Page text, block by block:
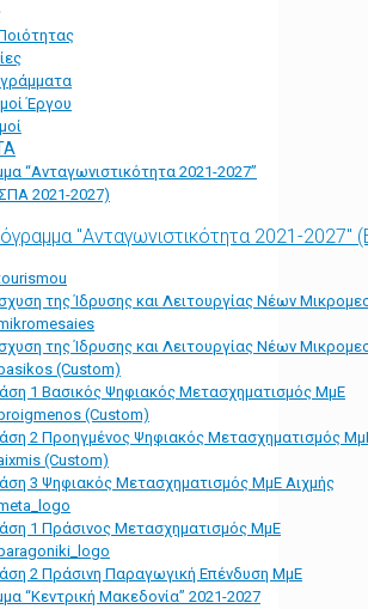
Έργου
“Ανταγωνιστικότητα 2021-2027”
2021-2027)
"Ανταγωνιστικότητα 2021-
της Ίδρυσης και Λειτουργίας Νέων
της Ίδρυσης και Λειτουργίας Νέων
1 Βασικός Ψηφιακός Μετασχηματισμός ΜμΕ
2 Προηγμένος Ψηφιακός Μετασχηματισμός
3 Ψηφιακός Μετασχηματισμός ΜμΕ Αιχμής
1 Πράσινος Μετασχηματισμός ΜμΕ
2 Πράσινη Παραγωγική Επένδυση ΜμΕ
“Κεντρική Μακεδονία” 2021-2027